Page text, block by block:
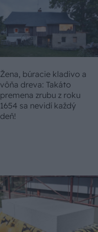
Žena, búracie kladivo a
vôňa dreva: Takáto
premena zrubu z roku
1654 sa nevidí každý
deň!